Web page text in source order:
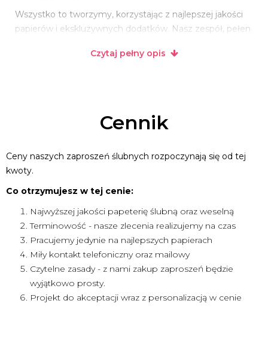
Wszystko to tworzymy, korzystając z najlepszej jakości
papierów i ekskluzywnych dodatków. Nasz zespół, pełen
doskonały i na czas.
Zapraszamy do współpracy wszystkie przyszłe Pary
dyspozycji!
Czytaj pełny opis
Cennik
Ceny naszych zaproszeń ślubnych rozpoczynają się od tej
kwoty.
Co otrzymujesz w tej cenie:
Najwyższej jakości papeterię ślubną oraz weselną
Terminowość - nasze zlecenia realizujemy na czas
Pracujemy jedynie na najlepszych papierach
Miły kontakt telefoniczny oraz mailowy
Czytelne zasady - z nami zakup zaproszeń będzie
wyjątkowo prosty.
Projekt do akceptacji wraz z personalizacją w cenie